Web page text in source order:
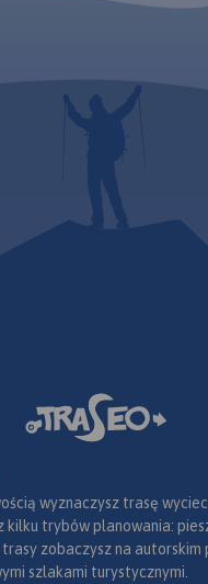
wyznaczysz trasę
kilku trybów planowania:
zobaczysz na autorskim
szlakami turystycznymi.